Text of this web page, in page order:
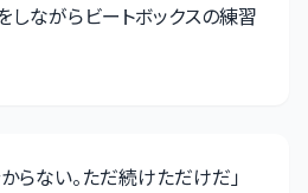
しながらビートボックスの練習
らない。ただ続けただけだ」